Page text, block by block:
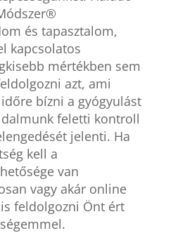
és tapasztalom,
kapcsolatos
mértékben sem
azt, ami
bízni a gyógyulást
feletti kontroll
jelenti. Ha
kell a
van
vagy akár online
feldolgozni Önt ért